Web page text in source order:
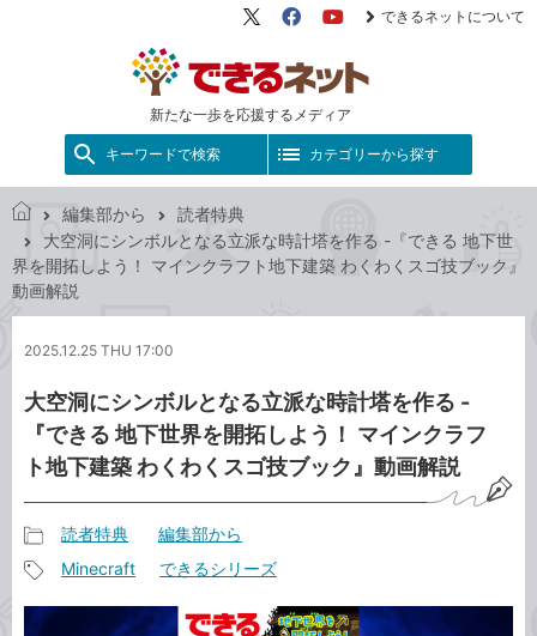
新たな一歩を応援するメディア
X（旧
FacebookYouTube
できるネットについて
キーワードで検索 カテゴリーから探す
で
き
る
ト
編集部から
読者特典
大空洞にシンボルとなる立派な時計塔を作る -『できる 地下世
界を開拓しよう！ マインクラフト地下建築 わくわくスゴ技ブック』
動画解説
2025.12.25 THU 17:00
大空洞にシンボルとなる立派な時計塔を作る -
『できる 地下世界を開拓しよう！ マインクラフ
ト地下建築 わくわくスゴ技ブック』動画解説
事
カ
読者特典 編集部から
事
Minecraft できるシリーズ